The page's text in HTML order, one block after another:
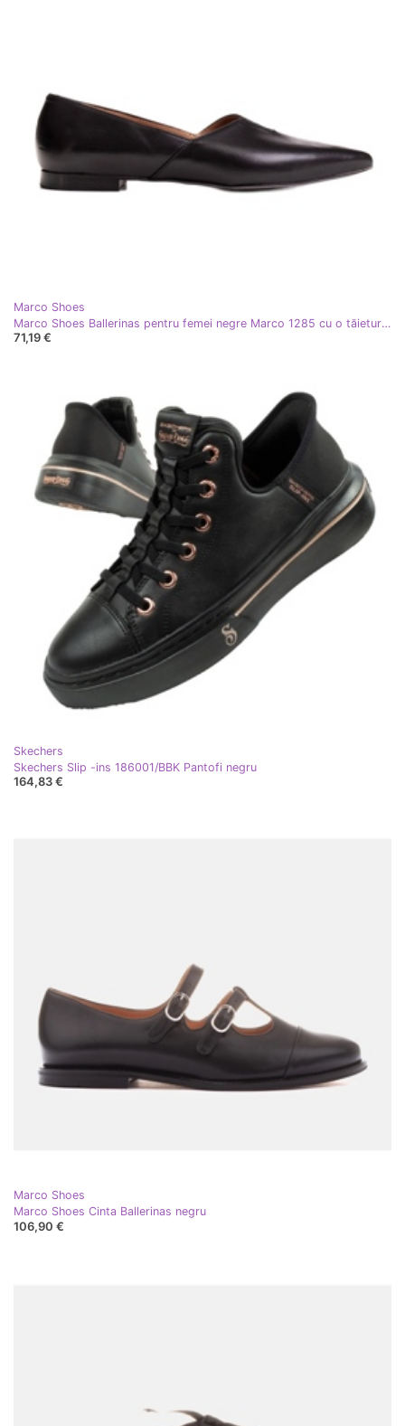
Marco Shoes
Marco Shoes Ballerinas pentru femei negre Marco 1285 cu o tăietură negru
71,19 €
Skechers
Skechers Slip -ins 186001/BBK Pantofi negru
164,83 €
Marco Shoes
Marco Shoes Cinta Ballerinas negru
106,90 €